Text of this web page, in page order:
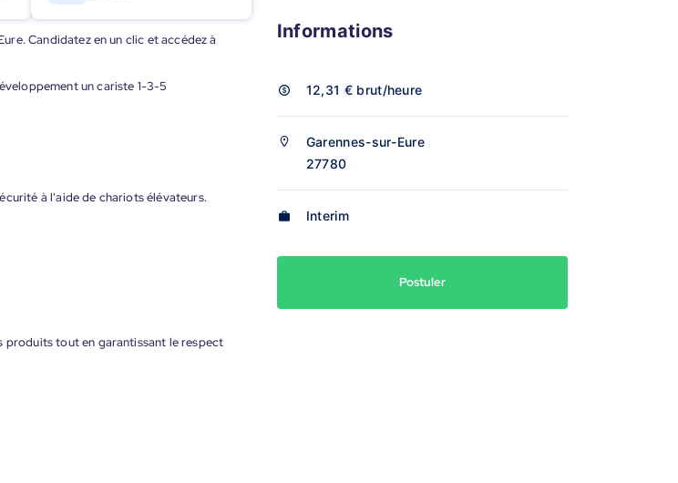
Candidatez en un clic et accédez à
un cariste 1-3-5
à l'aide de chariots élévateurs.
tout en garantissant le respect
Informations
12,31 € brut/heure
Garennes-sur-Eure
27780
Interim
Postuler